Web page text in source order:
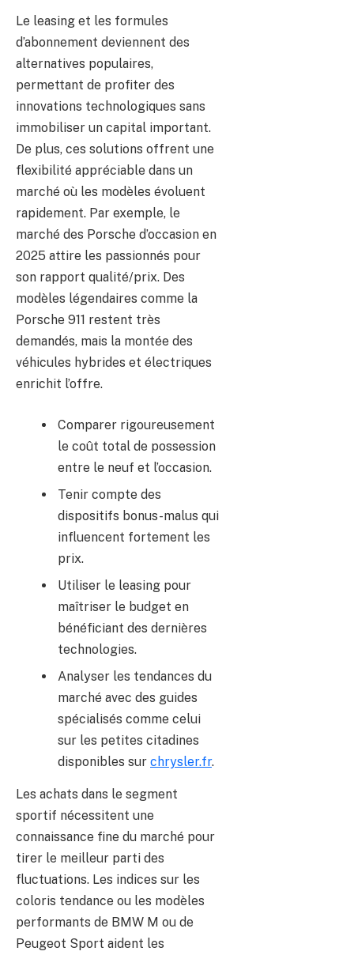
Le leasing et les formules
d’abonnement deviennent des
alternatives populaires,
permettant de profiter des
innovations technologiques sans
immobiliser un capital important.
De plus, ces solutions offrent une
flexibilité appréciable dans un
marché où les modèles évoluent
rapidement. Par exemple, le
marché des Porsche d’occasion en
2025 attire les passionnés pour
son rapport qualité/prix. Des
modèles légendaires comme la
Porsche 911 restent très
demandés, mais la montée des
véhicules hybrides et électriques
enrichit l’offre.
Comparer rigoureusement
le coût total de possession
entre le neuf et l’occasion.
Tenir compte des
dispositifs bonus-malus qui
influencent fortement les
prix.
Utiliser le leasing pour
maîtriser le budget en
bénéficiant des dernières
technologies.
Analyser les tendances du
marché avec des guides
spécialisés comme celui
sur les petites citadines
disponibles sur chrysler.fr.
Les achats dans le segment
sportif nécessitent une
connaissance fine du marché pour
tirer le meilleur parti des
fluctuations. Les indices sur les
coloris tendance ou les modèles
performants de BMW M ou de
Peugeot Sport aident les